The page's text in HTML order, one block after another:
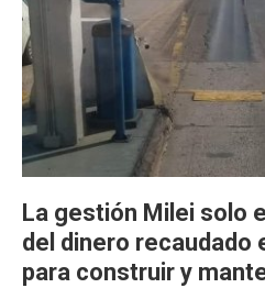
La gestión Milei solo
del dinero
para construir y